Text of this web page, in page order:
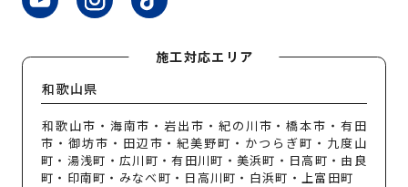
施工対応エリア
和歌山県
和歌山市・海南市・岩出市・紀の川市・橋本市・有田
市・御坊市・田辺市・紀美野町・かつらぎ町・九度山
町・湯浅町・広川町・有田川町・美浜町・日高町・由良
町・印南町・みなべ町・日高川町・白浜町・上富田町